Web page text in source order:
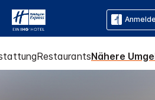
RestaurantsNähere